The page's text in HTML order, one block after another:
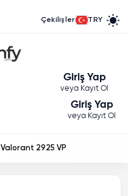
Çekilişler TRY
Giriş Yap
veya Kayıt Ol
Giriş Yap
veya Kayıt Ol
Valorant 2925 VP